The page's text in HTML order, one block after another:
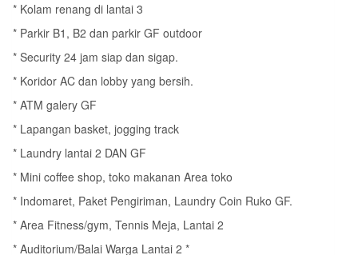
* Kolam renang di lantai 3
* Parkir B1, B2 dan parkir GF outdoor
* Security 24 jam siap dan sigap.
* Koridor AC dan lobby yang bersih.
* ATM galery GF
* Lapangan basket, jogging track
* Laundry lantai 2 DAN GF
* Mini coffee shop, toko makanan Area toko
* Indomaret, Paket Pengiriman, Laundry Coin Ruko GF.
* Area Fitness/gym, Tennis Meja, Lantai 2
* Auditorium/Balai Warga Lantai 2 *